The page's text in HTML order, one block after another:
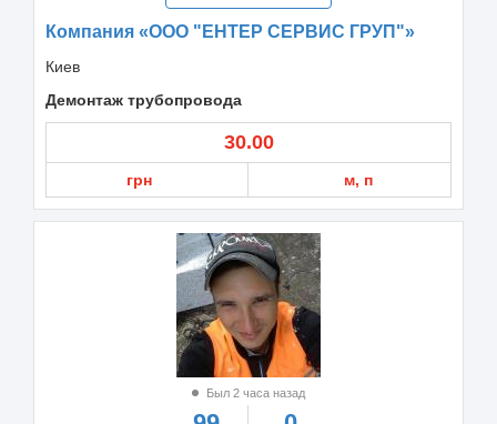
Компания «ООО "ЕНТЕР СЕРВИС ГРУП"»
Киев
Демонтаж трубопровода
30.00
грн м, п
Был 2 часа назад